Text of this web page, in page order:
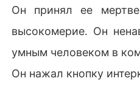
Он принял ее
высокомерие. Он
умным человеком в
Он нажал кнопку